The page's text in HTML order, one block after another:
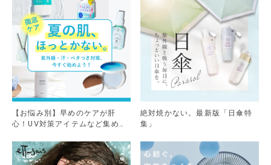
【お悩み別】早めのケアが肝
心！UV対策アイテムなど集めま
絶対焼かない。最新版「日傘特
集」